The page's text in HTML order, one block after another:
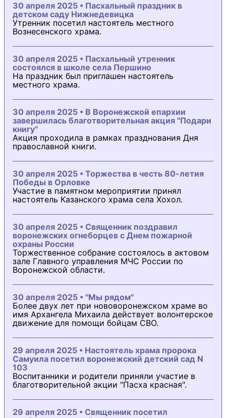
30 апреля 2025 • Пасхальный праздник в
детском саду Нижнедевицка
Утренник посетил настоятель местного
Вознесенского храма.
30 апреля 2025 • Пасхальный утренник
состоялся в школе села Першино
На праздник был приглашен настоятель
местного храма.
30 апреля 2025 • В Воронежской епархии
завершилась благотворительная акция "Подари
книгу"
Акция проходила в рамках празднования Дня
православной книги.
30 апреля 2025 • Торжества в честь 80-летия
Победы в Орловке
Участие в памятном мероприятии принял
настоятель Казанского храма села Хохол.
30 апреля 2025 • Священник поздравил
воронежских огнеборцев с Днем пожарной
охраны России
Торжественное собрание состоялось в актовом
зале Главного управления МЧС России по
Воронежской области.
30 апреля 2025 • "Мы рядом"
Более двух лет при нововоронежском храме во
имя Архангела Михаила действует волонтерское
движение для помощи бойцам СВО.
29 апреля 2025 • Настоятель храма пророка
Самуила посетил воронежский детский сад N
103
Воспитанники и родители приняли участие в
благотворительной акции "Пасха красная".
29 апреля 2025 • Священник посетил